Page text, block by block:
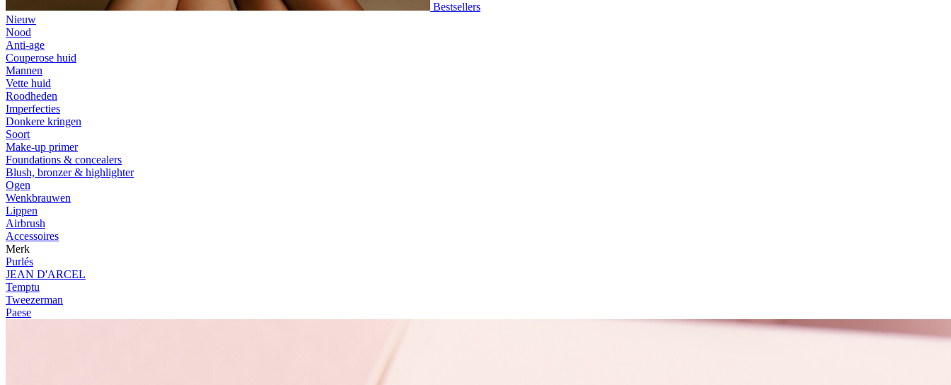
Bestsellers
Nieuw
Nood
Anti-age
Couperose huid
Mannen
Vette huid
Roodheden
Imperfecties
Donkere kringen
Soort
Make-up primer
Foundations & concealers
Blush, bronzer & highlighter
Ogen
Wenkbrauwen
Lippen
Airbrush
Accessoires
Merk
Purlés
JEAN D'ARCEL
Temptu
Tweezerman
Paese